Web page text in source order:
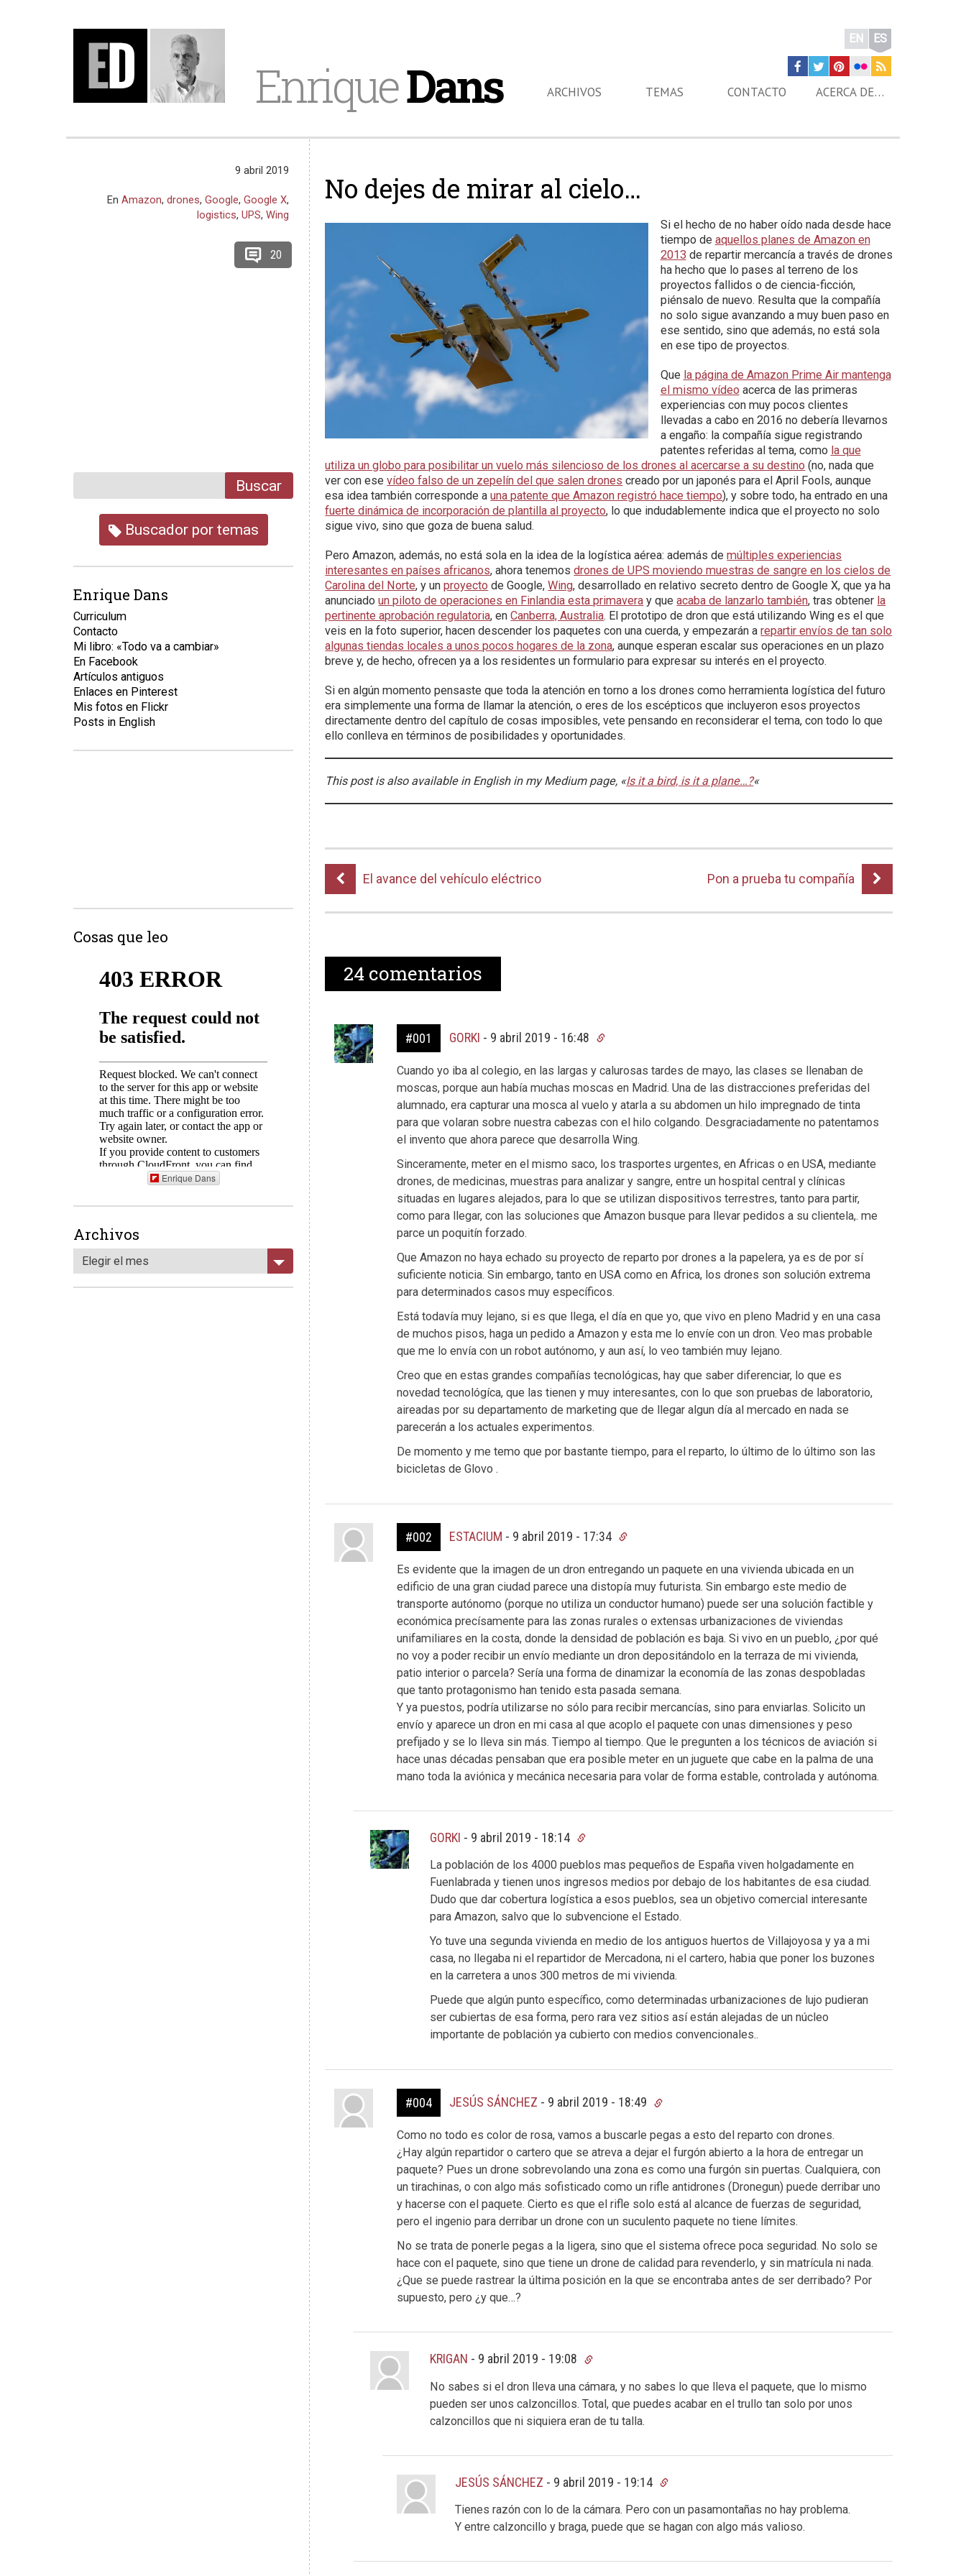
EnriqueDans
EN ES
ARCHIVOS TEMAS CONTACTO ACERCA DE…
No dejes de mirar al cielo…
Si el hecho de no haber oído nada desde hace
tiempo de aquellos planes de Amazon en
2013 de repartir mercancía a través de drones
ha hecho que lo pases al terreno de los
proyectos fallidos o de ciencia-ficción,
piénsalo de nuevo. Resulta que la compañía
no solo sigue avanzando a muy buen paso en
ese sentido, sino que además, no está sola
en ese tipo de proyectos.
Que la página de Amazon Prime Air mantenga
el mismo vídeoacerca de las primeras
experiencias con muy pocos clientes
llevadas a cabo en 2016 no debería llevarnos
a engaño: la compañía sigue registrando
patentes referidas al tema, como la que
utiliza un globo para posibilitar un vuelo más silencioso de los drones al acercarse a su destino (no, nada que
ver con esevídeo falso de un zepelín del que salen drones creado por un japonés para el April Fools, aunque
esa idea también corresponde auna patente que Amazon registró hace tiempo), y sobre todo, ha entrado en una
fuerte dinámica de incorporación de plantilla al proyecto, lo que indudablemente indica que el proyecto no solo
sigue vivo, sino que goza de buena salud.
Pero Amazon, además, no está sola en la idea de la logística aérea: además demúltiples experiencias
interesantes en países africanos, ahora tenemosdrones de UPS moviendo muestras de sangre en los cielos de
Carolina del Norte, y unproyecto de Google,Wing, desarrollado en relativo secreto dentro de Google X, que ya ha
anunciadoun piloto de operaciones en Finlandia esta primavera y queacaba de lanzarlo también, tras obtener la
pertinente aprobación regulatoria, enCanberra, Australia. El prototipo de dron que está utilizando Wing es el que
veis en la foto superior, hacen descender los paquetes con una cuerda, y empezarán arepartir envíos de tan solo
algunas tiendas locales a unos pocos hogares de la zona, aunque esperan escalar sus operaciones en un plazo
breve y, de hecho, ofrecen ya a los residentes un formulario para expresar su interés en el proyecto.
Si en algún momento pensaste que toda la atención en torno a los drones como herramienta logística del futuro
era simplemente una forma de llamar la atención, o eres de los escépticos que incluyeron esos proyectos
directamente dentro del capítulo de cosas imposibles, vete pensando en reconsiderar el tema, con todo lo que
ello conlleva en términos de posibilidades y oportunidades.
This post is also available in English in my Medium page, «Is it a bird, is it a plane…?«
El avance del vehículo eléctrico Pon a prueba tu compañía
24 comentarios
#001 GORKI - 9 abril 2019 - 16:48
Cuando yo iba al colegio, en las largas y calurosas tardes de mayo, las clases se llenaban de
moscas, porque aun había muchas moscas en Madrid. Una de las distracciones preferidas del
alumnado, era capturar una mosca al vuelo y atarla a su abdomen un hilo impregnado de tinta
para que volaran sobre nuestra cabezas con el hilo colgando. Desgraciadamente no patentamos
el invento que ahora parece que desarrolla Wing.
Sinceramente, meter en el mismo saco, los trasportes urgentes, en Africas o en USA, mediante
drones, de medicinas, muestras para analizar y sangre, entre un hospital central y clínicas
situadas en lugares alejados, para lo que se utilizan dispositivos terrestres, tanto para partir,
como para llegar, con las soluciones que Amazon busque para llevar pedidos a su clientela,. me
parce un poquitín forzado.
Que Amazon no haya echado su proyecto de reparto por drones a la papelera, ya es de por sí
suficiente noticia. Sin embargo, tanto en USA como en Africa, los drones son solución extrema
para determinados casos muy específicos.
Está todavía muy lejano, si es que llega, el día en que yo, que vivo en pleno Madrid y en una casa
de muchos pisos, haga un pedido a Amazon y esta me lo envíe con un dron. Veo mas probable
que me lo envía con un robot autónomo, y aun así, lo veo también muy lejano.
Creo que en estas grandes compañías tecnológicas, hay que saber diferenciar, lo que es
novedad tecnológíca, que las tienen y muy interesantes, con lo que son pruebas de laboratorio,
aireadas por su departamento de marketing que de llegar algun día al mercado en nada se
parecerán a los actuales experimentos.
De momento y me temo que por bastante tiempo, para el reparto, lo último de lo último son las
bicicletas de Glovo .
#002 ESTACIUM - 9 abril 2019 - 17:34
Es evidente que la imagen de un dron entregando un paquete en una vivienda ubicada en un
edificio de una gran ciudad parece una distopía muy futurista. Sin embargo este medio de
transporte autónomo (porque no utiliza un conductor humano) puede ser una solución factible y
económica precísamente para las zonas rurales o extensas urbanizaciones de viviendas
unifamiliares en la costa, donde la densidad de población es baja. Si vivo en un pueblo, ¿por qué
no voy a poder recibir un envío mediante un dron depositándolo en la terraza de mi vivienda,
patio interior o parcela? Sería una forma de dinamizar la economía de las zonas despobladas
que tanto protagonismo han tenido esta pasada semana.
Y ya puestos, podría utilizarse no sólo para recibir mercancías, sino para enviarlas. Solicito un
envío y aparece un dron en mi casa al que acoplo el paquete con unas dimensiones y peso
prefijado y se lo lleva sin más. Tiempo al tiempo. Que le pregunten a los técnicos de aviación si
hace unas décadas pensaban que era posible meter en un juguete que cabe en la palma de una
mano toda la aviónica y mecánica necesaria para volar de forma estable, controlada y autónoma.
GORKI - 9 abril 2019 - 18:14
La población de los 4000 pueblos mas pequeños de España viven holgadamente en
Fuenlabrada y tienen unos ingresos medios por debajo de los habitantes de esa ciudad.
Dudo que dar cobertura logística a esos pueblos, sea un objetivo comercial interesante
para Amazon, salvo que lo subvencione el Estado.
Yo tuve una segunda vivienda en medio de los antiguos huertos de Villajoyosa y ya a mi
casa, no llegaba ni el repartidor de Mercadona, ni el cartero, habia que poner los buzones
en la carretera a unos 300 metros de mi vivienda.
Puede que algún punto específico, como determinadas urbanizaciones de lujo pudieran
ser cubiertas de esa forma, pero rara vez sitios así están alejadas de un núcleo
importante de población ya cubierto con medios convencionales..
#004 JESÚS SÁNCHEZ - 9 abril 2019 - 18:49
Como no todo es color de rosa, vamos a buscarle pegas a esto del reparto con drones.
¿Hay algún repartidor o cartero que se atreva a dejar el furgón abierto a la hora de entregar un
paquete? Pues un drone sobrevolando una zona es como una furgón sin puertas. Cualquiera, con
un tirachinas, o con algo más sofisticado como un rifle antidrones (Dronegun) puede derribar uno
y hacerse con el paquete. Cierto es que el rifle solo está al alcance de fuerzas de seguridad,
pero el ingenio para derribar un drone con un suculento paquete no tiene límites.
No se trata de ponerle pegas a la ligera, sino que el sistema ofrece poca seguridad. No solo se
hace con el paquete, sino que tiene un drone de calidad para revenderlo, y sin matrícula ni nada.
¿Que se puede rastrear la última posición en la que se encontraba antes de ser derribado? Por
supuesto, pero ¿y que…?
KRIGAN - 9 abril 2019 - 19:08
No sabes si el dron lleva una cámara, y no sabes lo que lleva el paquete, que lo mismo
pueden ser unos calzoncillos. Total, que puedes acabar en el trullo tan solo por unos
calzoncillos que ni siquiera eran de tu talla.
JESÚS SÁNCHEZ - 9 abril 2019 - 19:14
Tienes razón con lo de la cámara. Pero con un pasamontañas no hay problema.
Y entre calzoncillo y braga, puede que se hagan con algo más valioso.
9 abril 2019
EnAmazon,drones,Google,Google X,
logistics,UPS,Wing
20
Buscar
Buscador por temas
Enrique Dans
Curriculum
Contacto
Mi libro: «Todo va a cambiar»
En Facebook
Artículos antiguos
Enlaces en Pinterest
Mis fotos en Flickr
Posts in English
Cosas que leo
Enrique Dans
Archivos
Elegir el mes